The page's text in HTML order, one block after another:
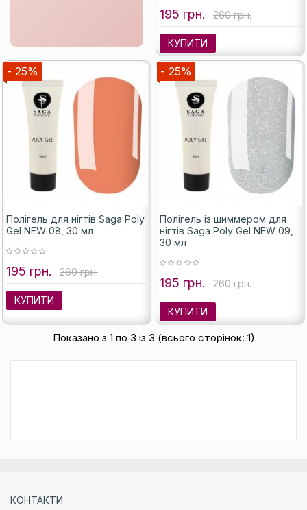
195 грн. 260 грн.
КУПИТИ
- 25%
Полігель для нігтів Saga Poly
Gel NEW 08, 30 мл
195 грн. 260 грн.
КУПИТИ
- 25%
Полігель із шиммером для
нігтів Saga Poly Gel NEW 09,
30 мл
195 грн. 260 грн.
КУПИТИ
Показано з 1 по 3 із 3 (всього сторінок: 1)
КОНТАКТИ